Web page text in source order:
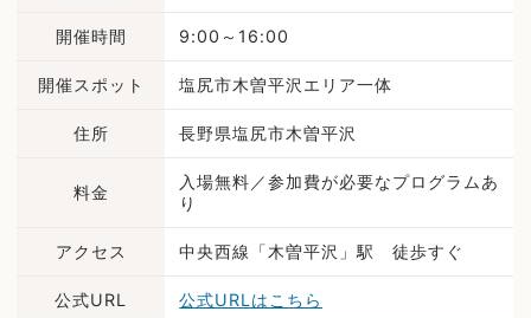
開催時間 9:00～16:00
開催スポット 塩尻市木曽平沢エリア一体
住所 長野県塩尻市木曽平沢
料金
入場無料／参加費が必要なプログラムあ
り
アクセス 中央西線「木曽平沢」駅 徒歩すぐ
公式URL 公式URLはこちら